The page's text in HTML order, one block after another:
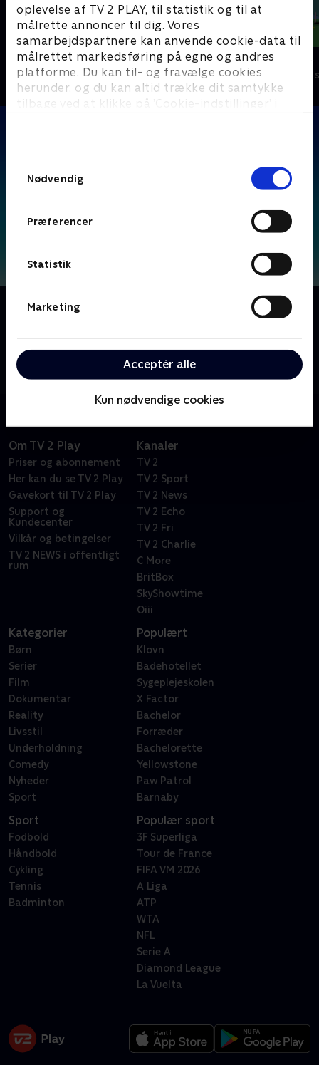
oplevelse af TV 2 PLAY, til statistik og til at
målrette annoncer til dig. Vores
samarbejdspartnere kan anvende cookie-data til
målrettet markedsføring på egne og andres
platforme. Du kan til- og fravælge cookies
herunder, og du kan altid trække dit samtykke
tilbage ved at klikke på ’Cookie-indstillinger’ i
Nødvendig
Præferencer
Statistik
Marketing
Acceptér alle
Kun nødvendige cookies
Rasmus Klump
Børneserier • 3 sæsoner
Gurli Gris
Børneserier • 4
Om F for får
Følg livet på bondegården, hvor Frode Får og alle
hans venner og bondens hund skal hjælpe ham med
at rette op på.
Om TV 2 Play
Priser og abonnement
Her kan du se TV 2 Play
Gavekort til TV 2 Play
Support og
Kundecenter
Vilkår og betingelser
TV 2 NEWS i offentligt
rum
Kanaler
TV 2
TV 2 Sport
TV 2 News
TV 2 Echo
TV 2 Fri
TV 2 Charlie
C More
BritBox
SkyShowtime
Oiii
Kategorier
Børn
Serier
Film
Dokumentar
Reality
Livsstil
Underholdning
Comedy
Nyheder
Sport
Populært
Klovn
Badehotellet
Sygeplejeskolen
X Factor
Bachelor
Forræder
Bachelorette
Yellowstone
Paw Patrol
Barnaby
Sport
Fodbold
Håndbold
Cykling
Tennis
Badminton
Populær sport
3F Superliga
Tour de France
FIFA VM 2026
A Liga
ATP
WTA
NFL
Serie A
Diamond League
La Vuelta